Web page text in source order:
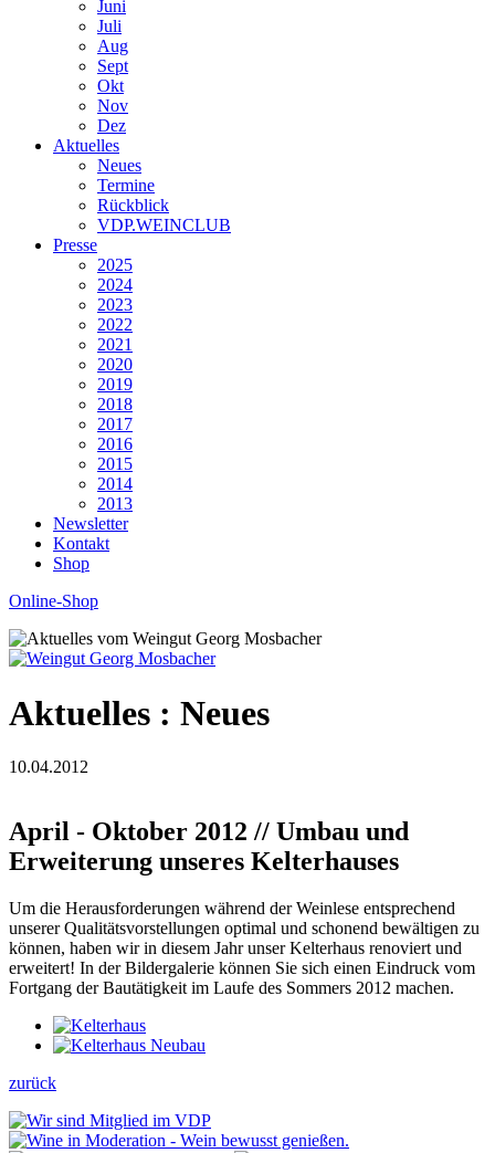
Juni
Juli
Aug
Sept
Okt
Nov
Dez
Aktuelles
Neues
Termine
Rückblick
VDP.WEINCLUB
Presse
2025
2024
2023
2022
2021
2020
2019
2018
2017
2016
2015
2014
2013
Newsletter
Kontakt
Shop
Online-Shop
Aktuelles : Neues
10.04.2012
April - Oktober 2012 // Umbau und
Erweiterung unseres Kelterhauses
Um die Herausforderungen während der Weinlese entsprechend
unserer Qualitätsvorstellungen optimal und schonend bewältigen zu
können, haben wir in diesem Jahr unser Kelterhaus renoviert und
erweitert! In der Bildergalerie können Sie sich einen Eindruck vom
Fortgang der Bautätigkeit im Laufe des Sommers 2012 machen.
zurück